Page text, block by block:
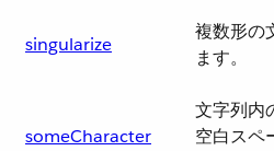
singularize
複数形の
ます。
someCharacter
文字列内
空白スペ